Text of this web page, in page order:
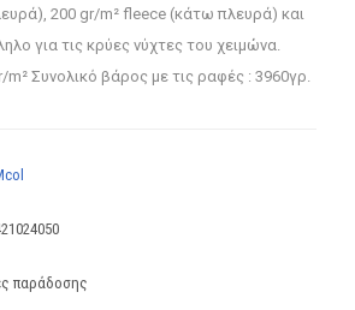
200 gr/m² fleece (κάτω πλευρά) και
για τις κρύες νύχτες του χειμώνα.
Συνολικό βάρος με τις ραφές : 3960γρ.
παράδοσης